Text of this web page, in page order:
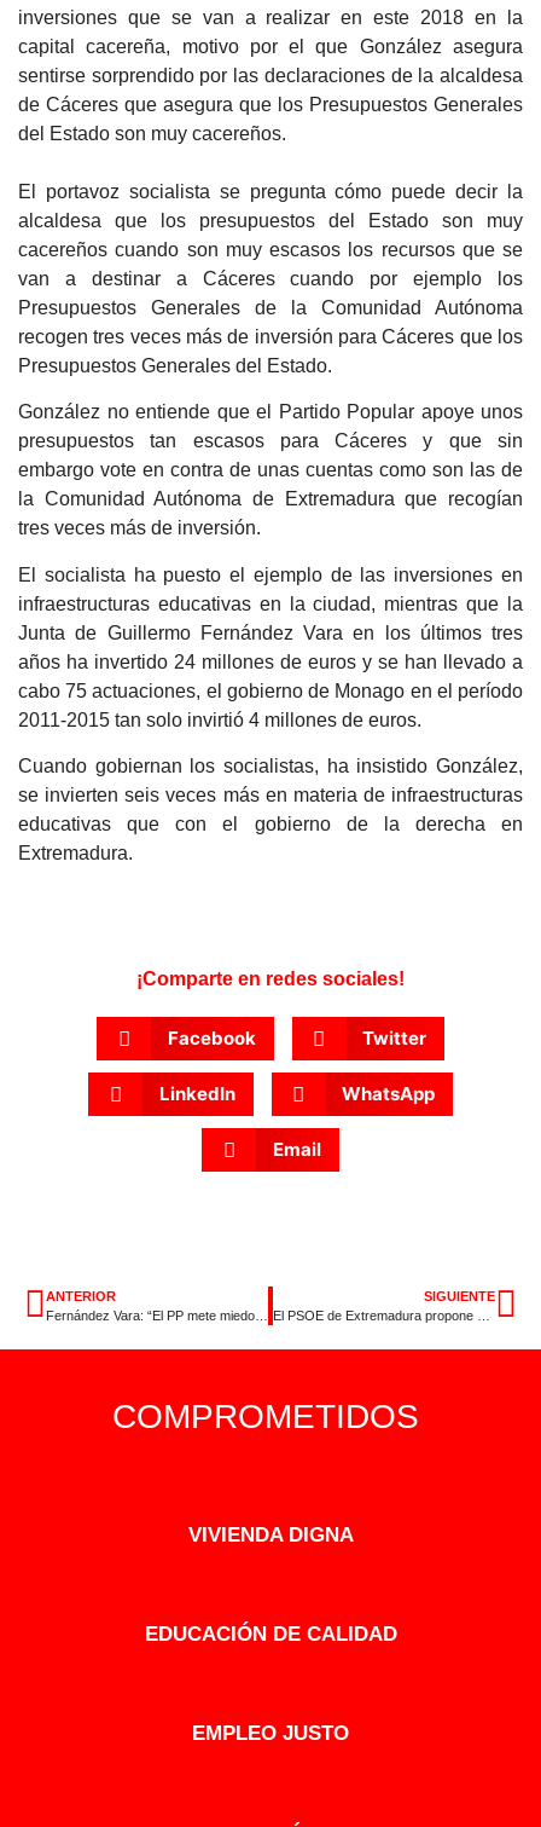
inversiones que se van a realizar en este 2018 en la
capital cacereña, motivo por el que González asegura
sentirse sorprendido por las declaraciones de la alcaldesa
de Cáceres que asegura que los Presupuestos Generales
del Estado son muy cacereños.
El portavoz socialista se pregunta cómo puede decir la
alcaldesa que los presupuestos del Estado son muy
cacereños cuando son muy escasos los recursos que se
van a destinar a Cáceres cuando por ejemplo los
Presupuestos Generales de la Comunidad Autónoma
recogen tres veces más de inversión para Cáceres que los
Presupuestos Generales del Estado.
González no entiende que el Partido Popular apoye unos
presupuestos tan escasos para Cáceres y que sin
embargo vote en contra de unas cuentas como son las de
la Comunidad Autónoma de Extremadura que recogían
tres veces más de inversión.
El socialista ha puesto el ejemplo de las inversiones en
infraestructuras educativas en la ciudad, mientras que la
Junta de Guillermo Fernández Vara en los últimos tres
años ha invertido 24 millones de euros y se han llevado a
cabo 75 actuaciones, el gobierno de Monago en el período
2011-2015 tan solo invirtió 4 millones de euros.
Cuando gobiernan los socialistas, ha insistido González,
se invierten seis veces más en materia de infraestructuras
educativas que con el gobierno de la derecha en
Extremadura.
¡Comparte en redes sociales!
Facebook Twitter
LinkedIn WhatsApp
Email
ANTERIOR
Fernández Vara: “El PP mete miedo para acabar con la protección social: pensiones, sanidad y dependencia
SIGUIENTE
El PSOE de Extremadura propone su calendario de primarias para la elección de candidatos a las grandes ciudades
COMPROMETIDOS
VIVIENDA DIGNA
EDUCACIÓN DE CALIDAD
EMPLEO JUSTO